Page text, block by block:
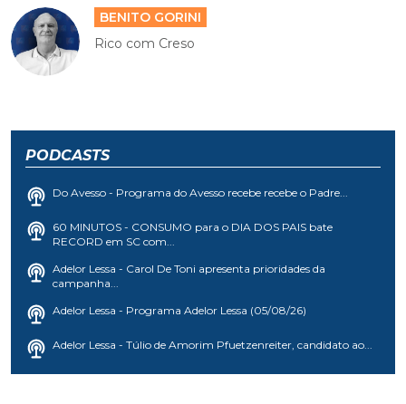
BENITO GORINI
Rico com Creso
PODCASTS
Do Avesso - Programa do Avesso recebe recebe o Padre...
60 MINUTOS - CONSUMO para o DIA DOS PAIS bate
RECORD em SC com...
Adelor Lessa - Carol De Toni apresenta prioridades da
campanha...
Adelor Lessa - Programa Adelor Lessa (05/08/26)
Adelor Lessa - Túlio de Amorim Pfuetzenreiter, candidato ao...